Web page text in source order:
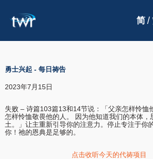
简 /
勇士兴起 - 每日祷告
2023年7月15日
失败 – 诗篇103篇13和14节说：「父亲怎样怜恤
怎样怜恤敬畏他的人。 因为他知道我们的本体，
土。」让主重新引导你的注意力。停止专注于你
你！祂的恩典是足够的。
点击收听今天的代祷项目